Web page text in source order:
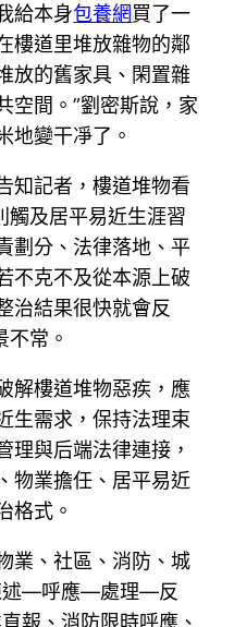
給本身包養網買了一
樓道里堆放雜物的鄰
放的舊家具、閑置雜
空間。”劉密斯說，家
地變干凈了。
知記者，樓道堆物看
觸及居平易近生涯習
劃分、法律落地、平
不克不及從本源上破
治結果很快就會反
不常。
解樓道堆物惡疾，應
生需求，保持法理束
理與后端法律連接，
物業擔任、居平易近
格式。
業、社區、消防、城
述—呼應—處理—反
報、消防限時呼應、